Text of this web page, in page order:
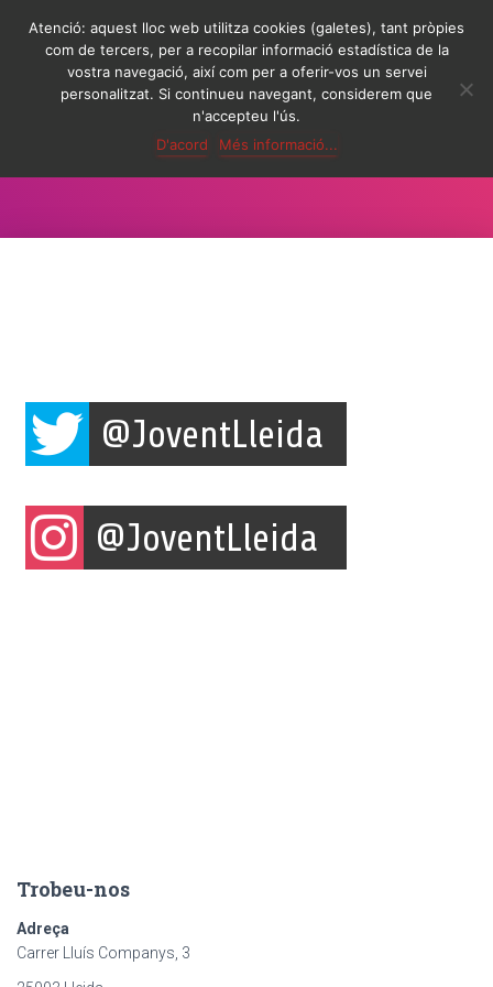
jerclleida
Trobeu-nos
Adreça
Carrer Lluís Companys, 3
Atenció: aquest lloc web utilitza cookies (galetes), tant pròpies
com de tercers, per a recopilar informació estadística de la
vostra navegació, així com per a oferir-vos un servei
personalitzat. Si continueu navegant, considerem que
n'accepteu l'ús.
D'acord
Més informació...